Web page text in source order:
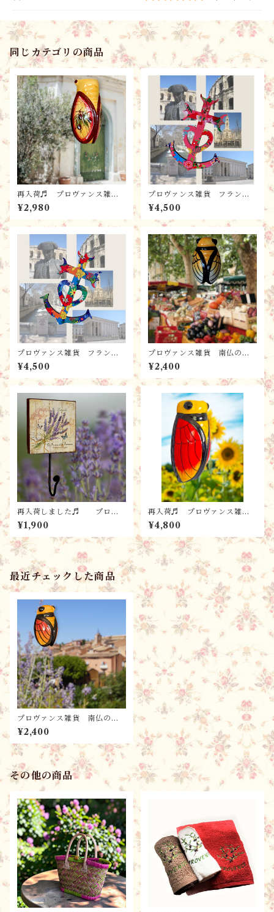
同じカテゴリの商品
再入荷♬ プロヴァンス雑
貨 南仏のお土産 セミの花
器 /フラワーベース（S）/シ
ガル・お守り
¥2,980
プロヴァンス雑貨 フランス
からのお土産 南フラン
ス・木製カマルグの十字架RO
SE / 壁掛け・お守り
¥4,500
プロヴァンス雑貨 フランス
からのお土産 南フラン
ス・木製カマルグの十字架BL
EU / 壁掛け・お守り
¥4,500
プロヴァンス雑貨 南仏のお
土産 セミのオブジェ / プ
チシガル・ブラン ／ お守
り・陶器
¥2,400
再入荷しました♬ プロヴ
ァンス雑貨 南仏のお土産
ラヴェンダーのフック・プレ
ート・看板 / 木製 カント
リー調 シャビー・ナチュラ
ル
¥1,900
再入荷♬ プロヴァンス雑
貨 南仏のお土産 セミの花
器 /フラワーベース（L) /シ
ガル・ルージュ／ お守り・
陶器
¥4,800
最近チェックした商品
プロヴァンス雑貨 南仏のお
土産 セミのオブジェ / プ
チシガル・オレンジ／ お守
り・陶器
¥2,400
その他の商品